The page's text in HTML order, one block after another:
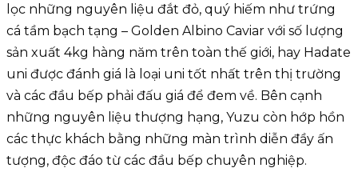
lọc những nguyên liệu đắt đỏ, quý hiếm như trứng
cá tầm bạch tạng – Golden Albino Caviar với số lượng
sản xuất 4kg hàng năm trên toàn thế giới, hay Hadate
uni được đánh giá là loại uni tốt nhất trên thị trường
và các đầu bếp phải đấu giá để đem về. Bên cạnh
những nguyên liệu thượng hạng, Yuzu còn hớp hồn
các thực khách bằng những màn trình diễn đầy ấn
tượng, độc đáo từ các đầu bếp chuyên nghiệp.